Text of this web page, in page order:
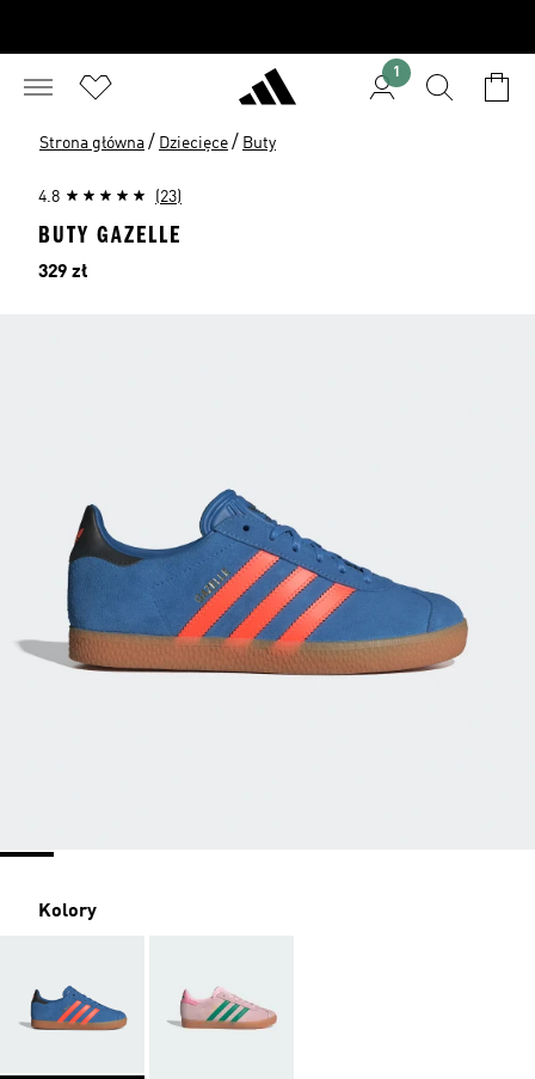
1
Strona główna / Dziecięce / Buty
4.8 (23)
BUTY GAZELLE
Cena
329 zł
Kolory